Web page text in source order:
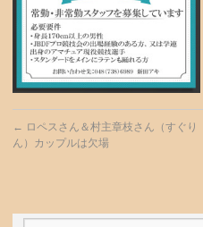
← ロペスさん＆村主章枝さん（すぐり
ん）カップルは欠場